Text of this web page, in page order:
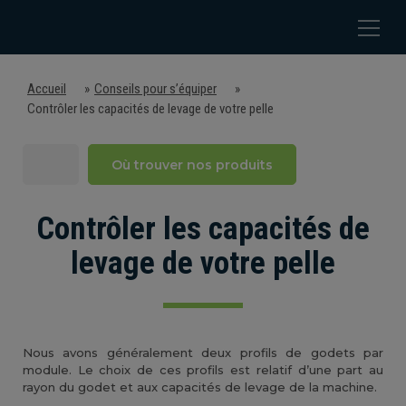
ASSISTANCE
Accueil » Conseils pour s’équiper
»
Contrôler les capacités de levage de votre pelle
Où trouver nos produits
Contrôler les capacités de
levage de votre pelle
Nous avons généralement deux profils de godets par
module. Le choix de ces profils est relatif d’une part au
rayon du godet et aux capacités de levage de la machine.